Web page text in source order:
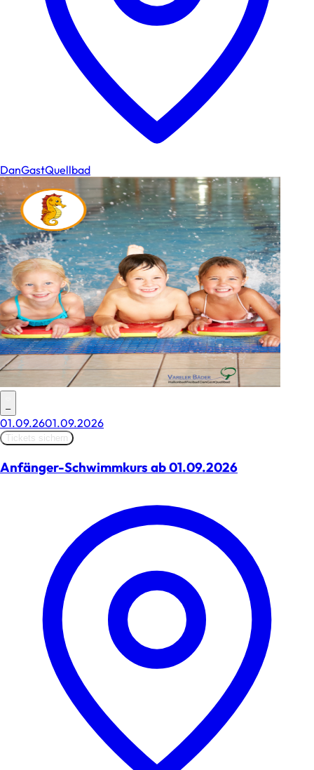
DanGastQuellbad
–
01.09.2601.09.2026
Tickets sichern
Anfänger-Schwimmkurs ab 01.09.2026